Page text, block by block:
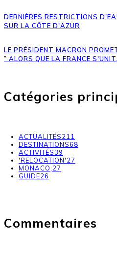
DERNIÈRES RESTRICTIONS
SUR LA CÔTE D'AZUR
LE PRÉSIDENT MACRON
” ALORS QUE LA FRANCE
Catégories
ACTUALITÉS211
DESTINATIONS68
ACTIVITÉS39
'RELOCATION'27
MONACO,27
GUIDE26
Commentaires